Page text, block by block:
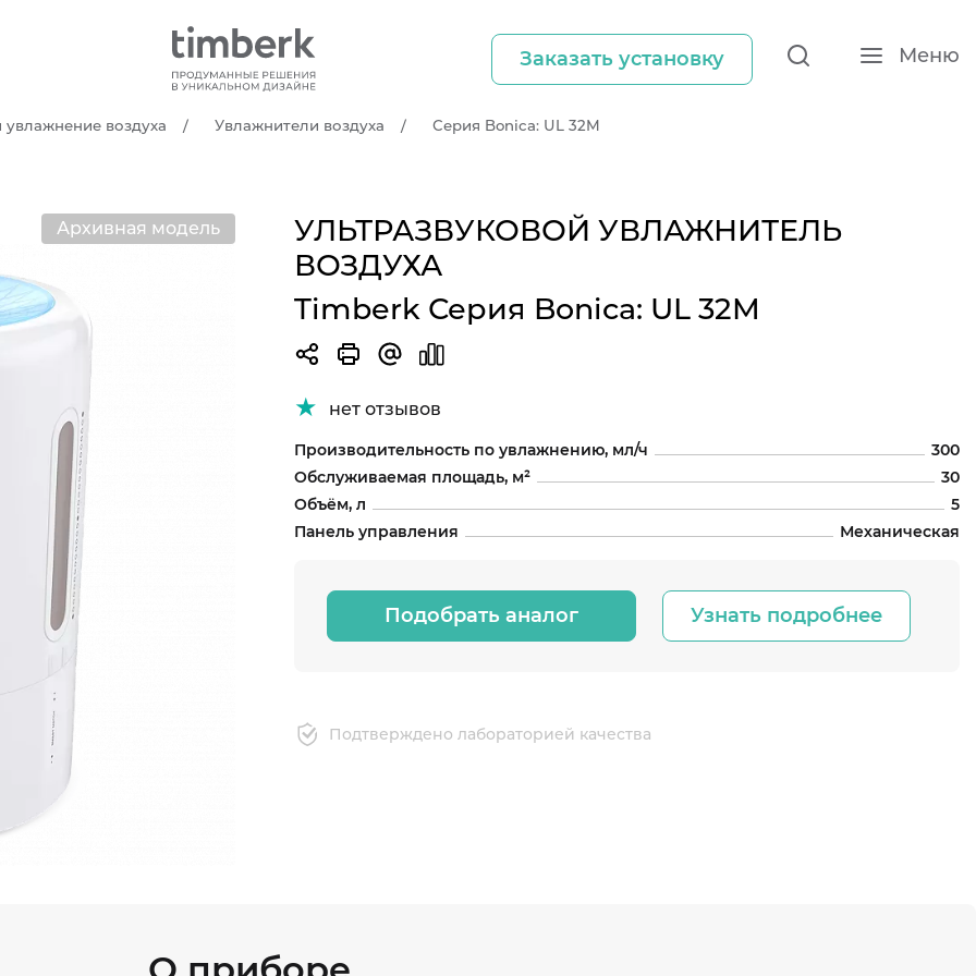
Заказать установку Меню
увлажнение воздуха Увлажнители воздуха Серия Bonica: UL 32M
Архивная модель
УЛЬТРАЗВУКОВОЙ УВЛАЖНИТЕЛЬ
ВОЗДУХА
Timberk Серия Bonica: UL 32M
нет отзывов
Производительность по увлажнению, мл/ч
300
Обслуживаемая площадь, м²
30
Объём, л
5
Панель управления
Механическая
Подобрать аналог Узнать подробнее
Подтверждено лабораторией качества